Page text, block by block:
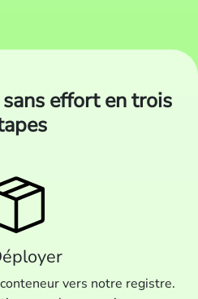
effort en trois
vers notre registre.